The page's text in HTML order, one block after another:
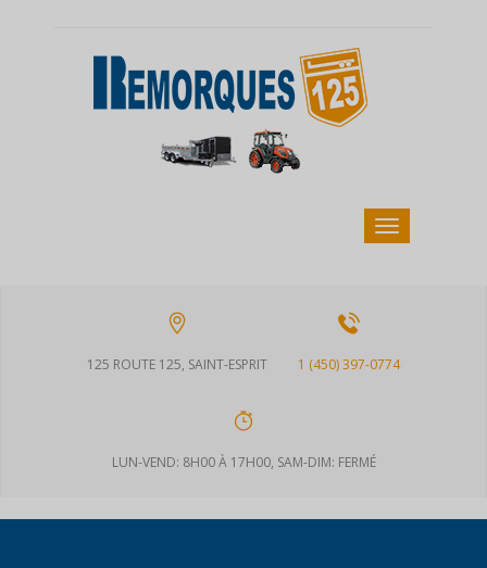
125 ROUTE 125, SAINT-ESPRIT 1 (450) 397-0774
LUN-VEND: 8H00 À 17H00, SAM-DIM: FERMÉ